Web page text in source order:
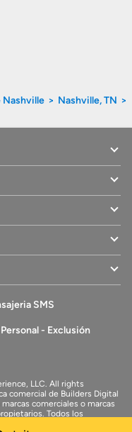
Nashville
Nashville, TN
SMS
- Exclusión
LLC. All rights
comercial de Builders Digital
comerciales o marcas
Todos los